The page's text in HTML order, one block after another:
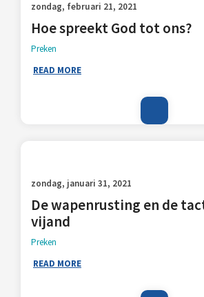
zondag, februari 21, 2021
Hoe spreekt God tot ons?
Preken
READ MORE
zondag, januari 31, 2021
De wapenrusting en de
vijand
Preken
READ MORE